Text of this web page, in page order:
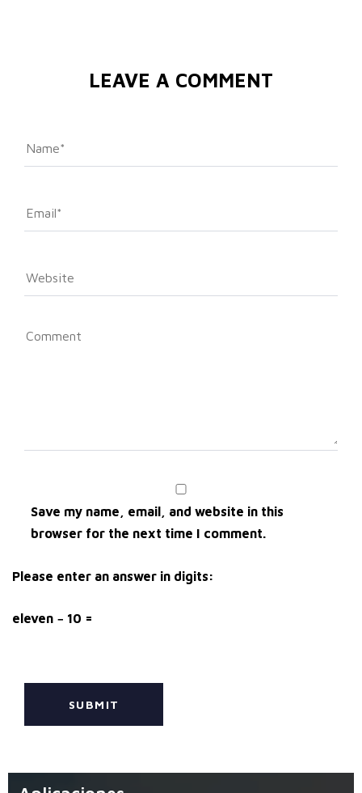
LEAVE A COMMENT
Save my name, email, and website in this
browser for the next time I comment.
Please enter an answer in digits:
eleven − 10 =